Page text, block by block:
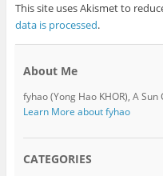
This site uses Akismet to
data is processed.
About Me
fyhao (Yong Hao KHOR), A
Learn More about fyhao
CATEGORIES